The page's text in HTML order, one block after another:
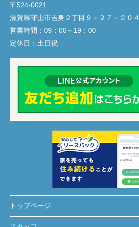
〒524-0021
滋賀県守山市吉身２丁目９－２７－２０４
営業時間： 09：00～19：00
定休日： 土日祝
トップページ